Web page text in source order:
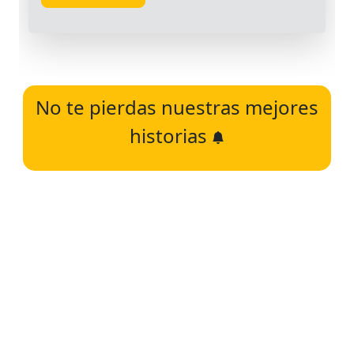
No te pierdas nuestras mejores
historias